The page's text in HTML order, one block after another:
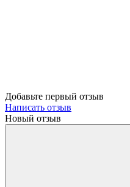
Добавьте первый отзыв
Написать отзыв
Новый отзыв